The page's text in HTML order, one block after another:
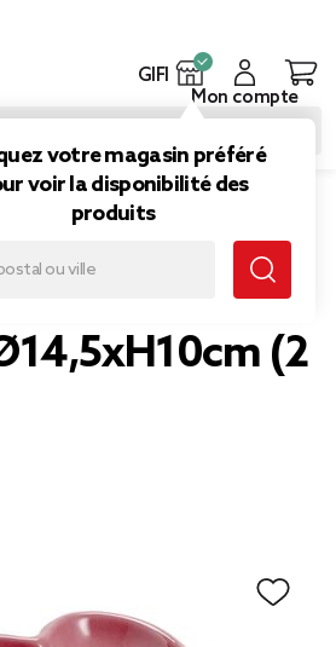
GIFI
votre magasin préféré
voir la disponibilité des
produits
Mon compte
de croquettes pour chien
chien ou
forme
(2